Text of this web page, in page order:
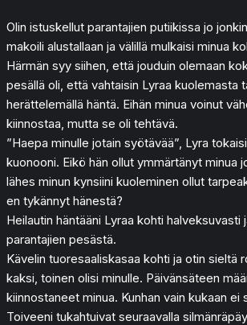
Olin istuskellut parantajien putiikissa jo
makoili alustallaan ja välillä mulkaisi minua
Härmän syy siihen, että jouduin olemaan
pesällä oli, että vahtaisin Lyraa kuolemasta
herättelemällä häntä. Eihän minua voinut
kiinnostaa, mutta se oli tehtävä.
”Haepa minulle jotain syötävää”, Lyra
kuonooni. Eikö hän ollut ymmärtänyt minua
lähes minun kynsiini kuoleminen ollut
en tykännyt hänestä?
Heilautin häntääni Lyraa kohti halveksuvasti
parantajien pesästä.
Kävelin tuoresaaliskasaa kohti ja otin sieltä
kaksi, toinen olisi minulle. Päivänsäteen
kiinnostaneet minua. Kunhan vain kukaan ei
Toiveeni tukahtuivat seuraavalla